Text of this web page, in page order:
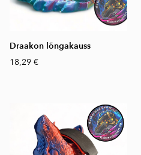
Draakon lõngakauss
18,29 €